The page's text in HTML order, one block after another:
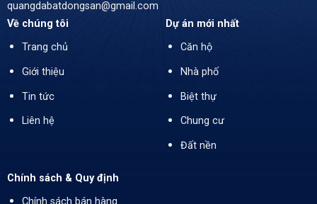
quangdabatdongsan@gmail.com
Về chúng tôi
Trang chủ
Giới thiệu
Tin tức
Liên hệ
Dự án mới nhất
Căn hộ
Nhà phố
Biệt thự
Chung cư
Đất nền
Chính sách & Quy định
Chính sách bán hàng